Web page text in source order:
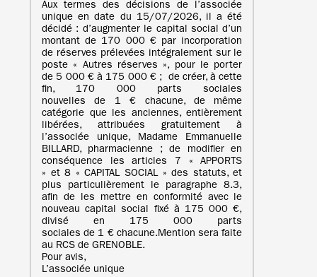
Aux termes des décisions de l’associée
unique en date du 15/07/2026, il a été
décidé : d’augmenter le capital social d’un
montant de 170 000 € par incorporation
de réserves prélevées intégralement sur le
poste « Autres réserves », pour le porter
de 5 000 € à 175 000 € ; de créer, à cette
fin, 170 000 parts sociales
nouvelles de 1 € chacune, de même
catégorie que les anciennes, entièrement
libérées, attribuées gratuitement à
l’associée unique, Madame Emmanuelle
BILLARD, pharmacienne ; de modifier en
conséquence les articles 7 « APPORTS
» et 8 « CAPITAL SOCIAL » des statuts, et
plus particulièrement le paragraphe 8.3,
afin de les mettre en conformité avec le
nouveau capital social fixé à 175 000 €,
divisé en 175 000 parts
sociales de 1 € chacune.Mention sera faite
au RCS de GRENOBLE.
Pour avis,
L’associée unique